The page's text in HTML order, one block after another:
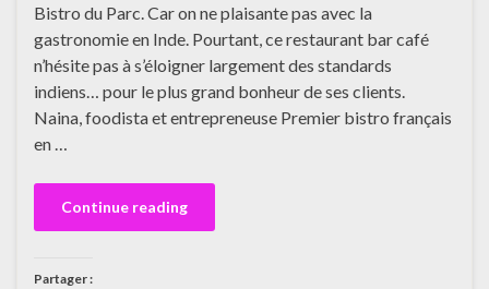
Bistro du Parc. Car on ne plaisante pas avec la
gastronomie en Inde. Pourtant, ce restaurant bar café
n’hésite pas à s’éloigner largement des standards
indiens… pour le plus grand bonheur de ses clients.
Naina, foodista et entrepreneuse Premier bistro français
en …
Continue reading
Partager :